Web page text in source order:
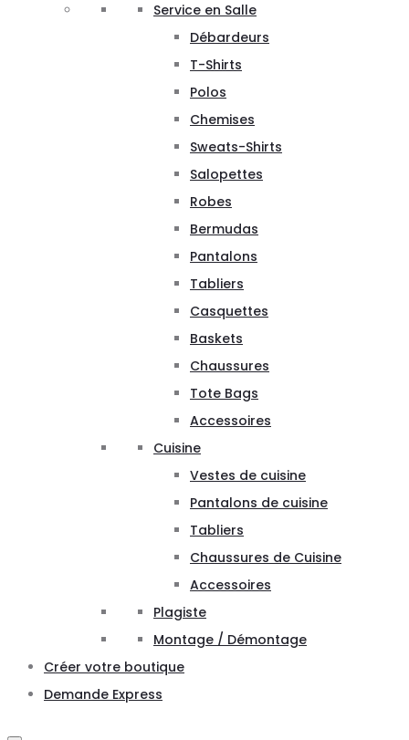
Service en Salle
Débardeurs
T-Shirts
Polos
Chemises
Sweats-Shirts
Salopettes
Robes
Bermudas
Pantalons
Tabliers
Casquettes
Baskets
Chaussures
Tote Bags
Accessoires
Cuisine
Vestes de cuisine
Pantalons de cuisine
Tabliers
Chaussures de Cuisine
Accessoires
Plagiste
Montage / Démontage
Créer votre boutique
Demande Express